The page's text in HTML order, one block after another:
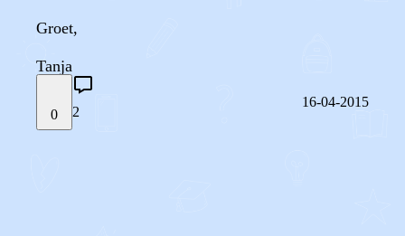
Groet,
Tanja
0 2
16-04-2015